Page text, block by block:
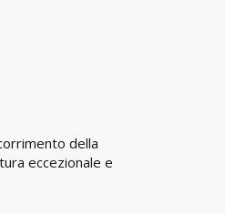
della
eccezionale e